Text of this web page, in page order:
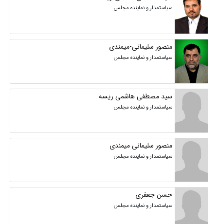
سیاستمدار و نماینده مجلس
منصور سلیمانی-میمندی
سیاستمدار و نماینده مجلس
سید مصطفی هاشمی ریسه
سیاستمدار و نماینده مجلس
منصور سلیمانی میمندی
سیاستمدار و نماینده مجلس
حسن جعفری
سیاستمدار و نماینده مجلس